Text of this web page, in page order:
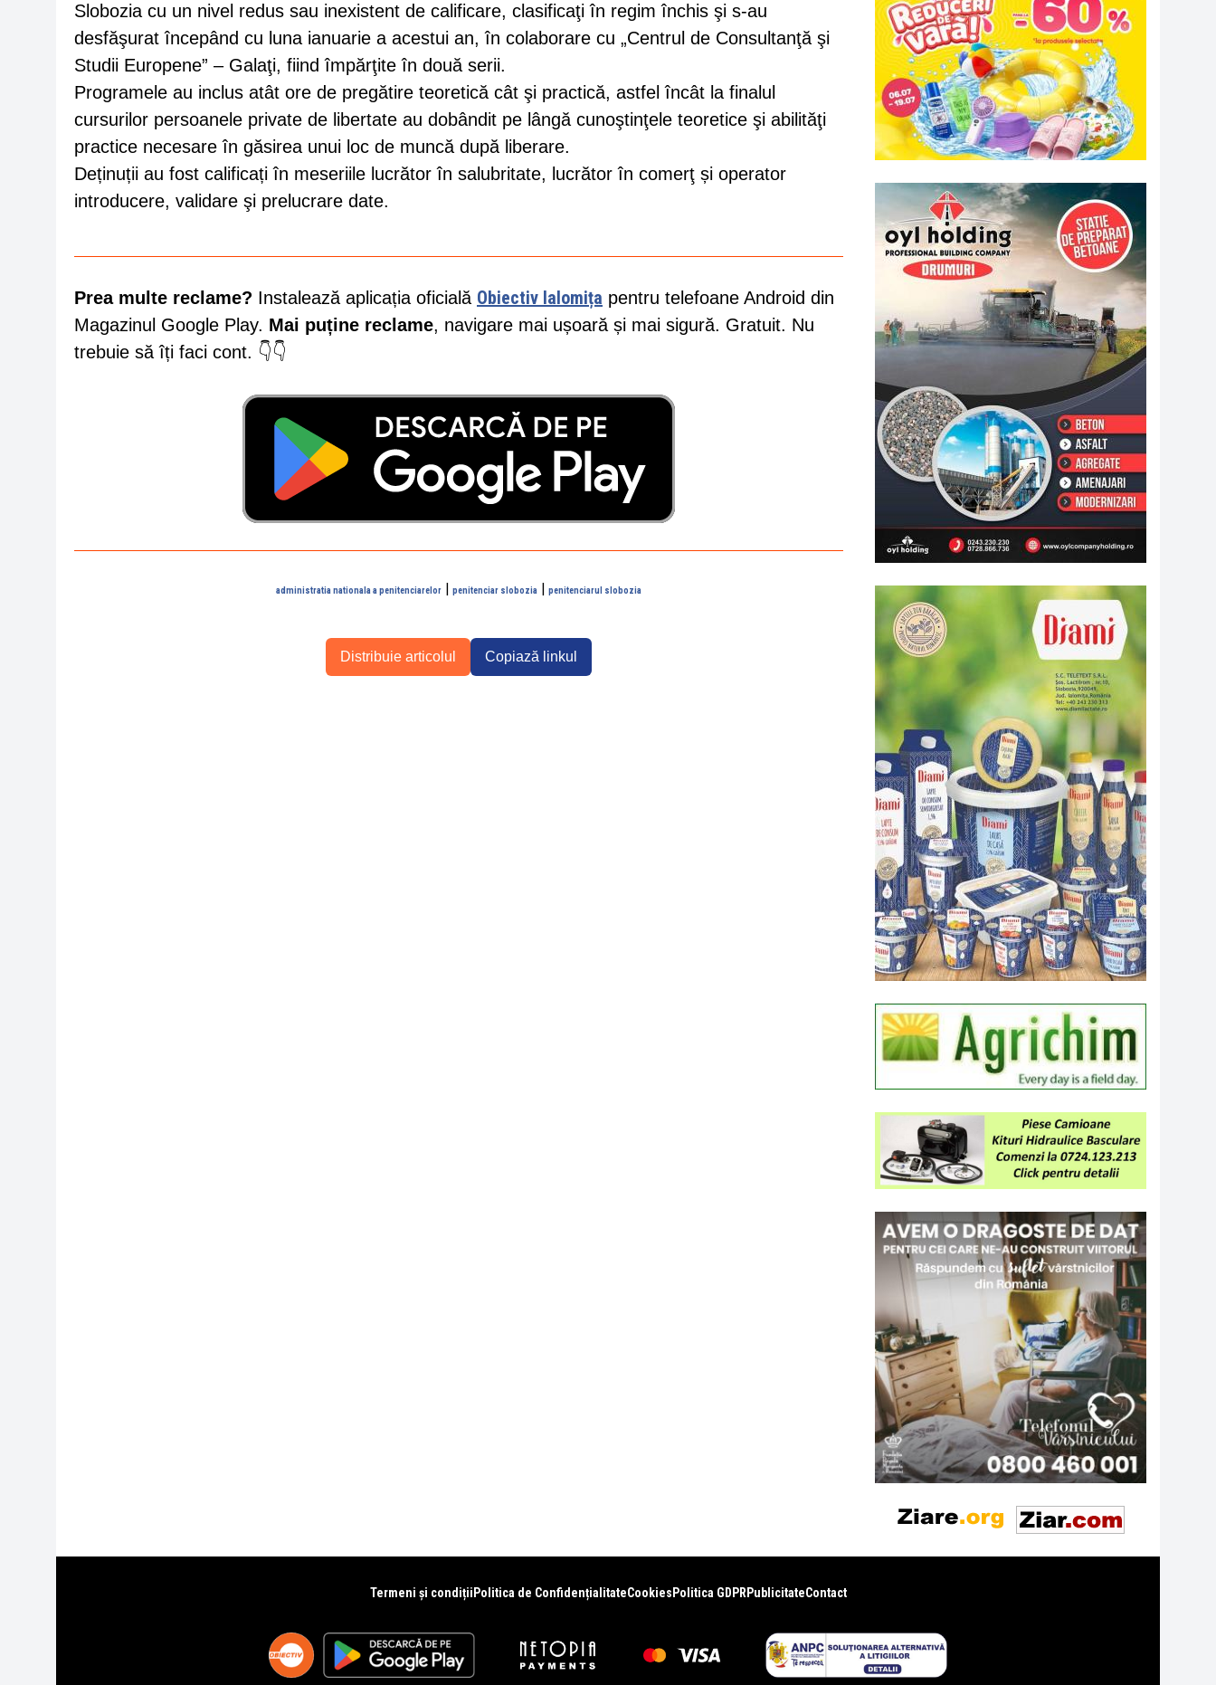
Slobozia cu un nivel redus sau inexistent de calificare, clasificaţi în regim închis şi s-au
desfăşurat începând cu luna ianuarie a acestui an, în colaborare cu „Centrul de Consultanţă şi
Studii Europene” – Galaţi, fiind împărţite în două serii.
Programele au inclus atât ore de pregătire teoretică cât şi practică, astfel încât la finalul
cursurilor persoanele private de libertate au dobândit pe lângă cunoştinţele teoretice şi abilităţi
practice necesare în găsirea unui loc de muncă după liberare.
Deținuții au fost calificați în meseriile lucrător în salubritate, lucrător în comerţ și operator
introducere, validare şi prelucrare date.
Prea multe reclame? Instalează aplicația oficială Obiectiv Ialomița pentru telefoane Android din
Magazinul Google Play. Mai puține reclame, navigare mai ușoară și mai sigură. Gratuit. Nu
trebuie să îți faci cont. 👇👇
administratia nationala a penitenciarelor | penitenciar slobozia | penitenciarul slobozia
Distribuie articolul Copiază linkul
Termeni și condiții Politica de ConfidențialitateCookies Politica GDPR PublicitateContact